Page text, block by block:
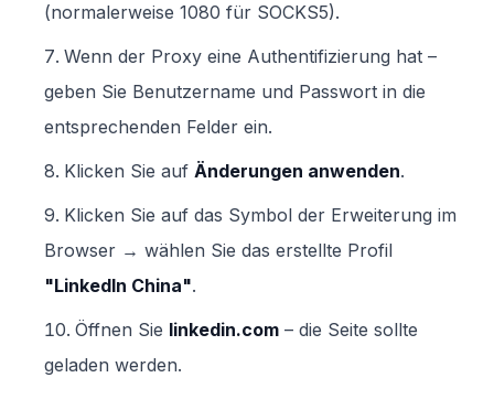
(normalerweise 1080 für SOCKS5).
Wenn der Proxy eine Authentifizierung hat –
geben Sie Benutzername und Passwort in die
entsprechenden Felder ein.
Klicken Sie auf Änderungen anwenden.
Klicken Sie auf das Symbol der Erweiterung im
Browser → wählen Sie das erstellte Profil
"LinkedIn China".
Öffnen Sie linkedin.com – die Seite sollte
geladen werden.